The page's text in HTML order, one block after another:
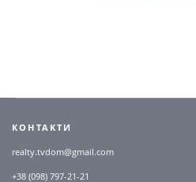
КОНТАКТИ
realty.tvdom@gmail.com
+38 (098) 797-21-21